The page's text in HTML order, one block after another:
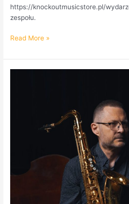
https://knockoutmusicstore.pl/
zespołu.
Read More »